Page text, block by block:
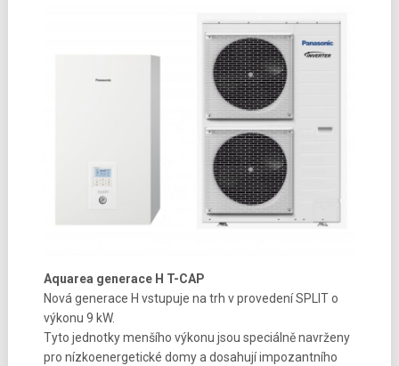
Aquarea generace H T-CAP
Nová generace H vstupuje na trh v provedení SPLIT o
výkonu 9 kW.
Tyto jednotky menšího výkonu jsou speciálně navrženy
pro nízkoenergetické domy a dosahují impozantního